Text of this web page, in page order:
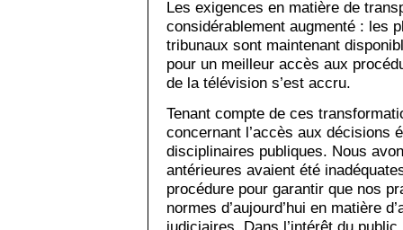
Les exigences en matière de
considérablement augmenté : les
tribunaux sont maintenant
pour un meilleur accès aux
de la télévision s’est accru.
Tenant compte de ces
concernant l’accès aux décisions
disciplinaires publiques. Nous
antérieures avaient été
procédure pour garantir que nos
normes d’aujourd’hui en matière
judiciaires. Dans l’intérêt du